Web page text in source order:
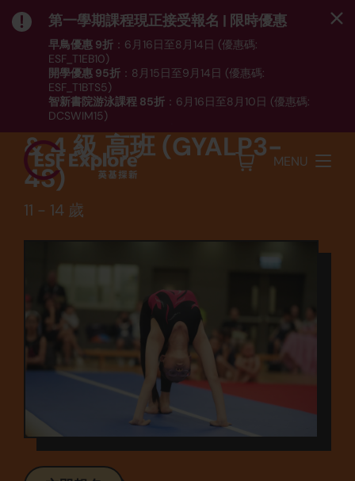
第一學期課程現正接受報名 | 限時優惠
早鳥優惠 9折 ：6月16日至8月14日 (優惠碼:
ESF_T1EB10)
開學優惠 95折 ：8月15日至9月14日 (優惠碼:
ESF_T1BTS5)
智新書院游泳課程 85折 ：6月16日至8月10日 (優惠碼:
DCSWIM15)
*受條款及細則約束｜
MENU
運動
體操 - 競技體操課程 - 3
& 4 級 高班 (GYALP3-
4S)
11 - 14 歲